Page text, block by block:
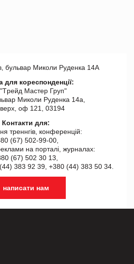
бульвар Миколи Руденка 14А
для кореспонденції:
Мастер Груп"
Миколи Руденка 14а,
оф 121, 03194
Контакти для:
треннгів, конференцій:
(67) 502-99-00,
на порталі, журналах:
(67) 502 30 13,
383 92 39, +380 (44) 383 50 34.
написати нам